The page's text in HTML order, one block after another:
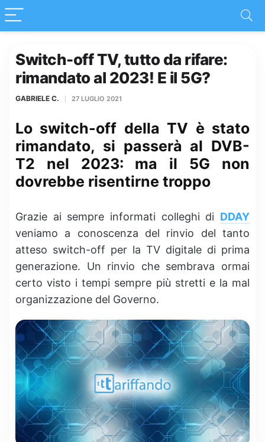
Switch-off TV, tutto da rifare:
rimandato al 2023! E il 5G?
GABRIELE C. 27 LUGLIO 2021
Lo switch-off della TV è stato
rimandato, si passerà al DVB-
T2 nel 2023: ma il 5G non
dovrebbe risentirne troppo
Grazie ai sempre informati colleghi di DDAY
veniamo a conoscenza del rinvio del tanto
atteso switch-off per la TV digitale di prima
generazione. Un rinvio che sembrava ormai
certo visto i tempi sempre più stretti e la mal
organizzazione del Governo.